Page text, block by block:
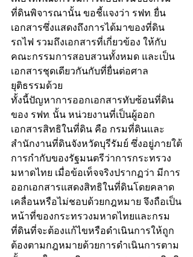
ที่ดินพิจารณานั้น ขอชี้แจงว่า รฟท. ยื่น
เอกสารซึ่งแสดงถึงการได้มาของที่ดิน
รถไฟ รวมถึงเอกสารที่เกี่ยวข้อง ให้กับ
คณะกรรมการสอบสวนทั้งหมด และเป็น
เอกสารชุดเดียวกันกับที่ยื่นต่อศาล
ยุติธรรมด้วย
ทั้งนี้ปัญหาการออกเอกสารทับซ้อนที่ดิน
ของ รฟท. นั้น หน่วยงานที่เป็นผู้ออก
เอกสารสิทธิในที่ดิน คือ กรมที่ดินและ
สำนักงานที่ดินจังหวัดบุรีรัมย์ ซึ่งอยู่ภายใต้
การกำกับของรัฐมนตรีว่าการกระทรวง
มหาดไทย เมื่อข้อเท็จจริงปรากฏว่า มีการ
ออกเอกสารแสดงสิทธิในที่ดินโดยคลาด
เคลื่อนหรือไม่ชอบด้วยกฎหมาย จึงถือเป็น
หน้าที่ของกระทรวงมหาดไทยและกรม
ที่ดินที่จะต้องแก้ไขหรือดำเนินการให้ถูก
ต้องตามกฎหมายด้วยการดำเนินการตาม